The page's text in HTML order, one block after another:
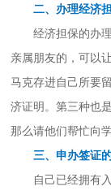
二、办理经济
经济担保的办理
亲属朋友的，可以
马克存进自己所要
济证明。第三种也
那么请他们帮忙向
三、申办签证
自己已经拥有入